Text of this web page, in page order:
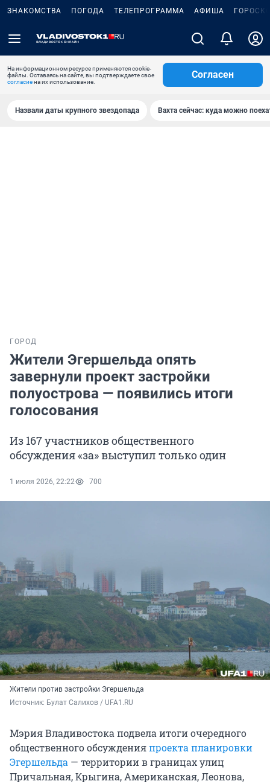
ЗНАКОМСТВА ПОГОДА ТЕЛЕПРОГРАММА АФИША
На информационном ресурсе применяются cookie-
файлы. Оставаясь на сайте, вы подтверждаете свое
согласиена их использование.
Согласен
Назвали даты крупного звездопада Вахта сейчас: куда можно
ГОРОД
Жители Эгершельда опять
завернули проект застройки
полуострова — появились итоги
голосования
Из 167 участников общественного
обсуждения «за» выступил только один
1 июля 2026, 22:22 700
Жители против застройки Эгершельда
Источник: Булат Салихов / UFA1.RU
Мэрия Владивостока подвела итоги очередного
общественного обсужденияпроекта планировки
Эгершельда — территории в границах улиц
Причальная, Крыгина, Американская, Леонова,